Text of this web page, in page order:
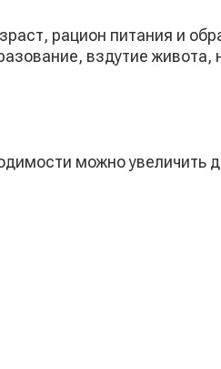
рацион питания и
вздутие живота,
можно увеличить